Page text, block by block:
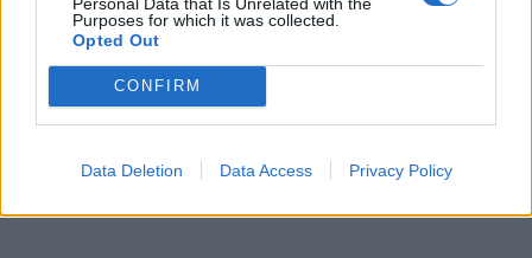
Purposes for which it was collected.
Opted Out
CONFIRM
Data Deletion Data Access Privacy Policy